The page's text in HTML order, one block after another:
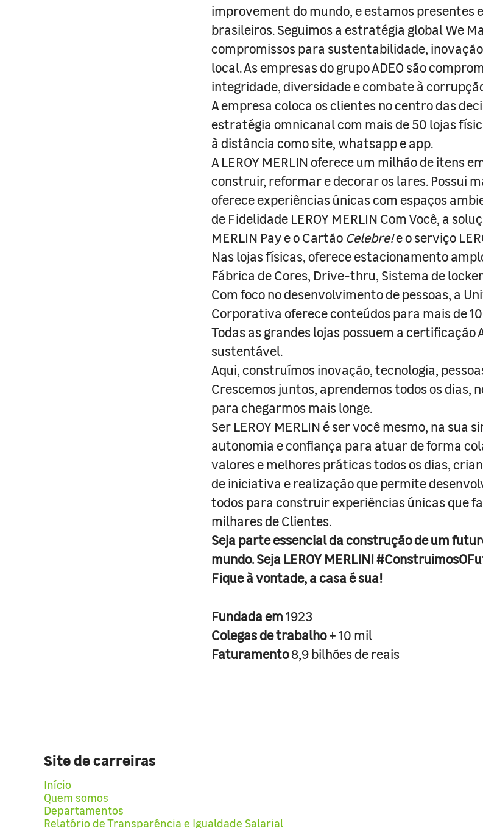
improvement do mundo, e estamos presentes
brasileiros. Seguimos a estratégia global We
compromissos para sustentabilidade,
local. As empresas do grupo ADEO são
integridade, diversidade e combate à
A empresa coloca os clientes no centro das
estratégia omnicanal com mais de 50 lojas
à distância como site, whatsapp e app.
A LEROY MERLIN oferece um milhão de itens
construir, reformar e decorar os lares. Possui
oferece experiências únicas com espaços
de Fidelidade LEROY MERLIN Com Você, a
MERLIN Pay e o Cartão Celebre!e o serviço
Nas lojas físicas, oferece estacionamento
Fábrica de Cores, Drive-thru, Sistema de
Com foco no desenvolvimento de pessoas, a
Corporativa oferece conteúdos para mais de
Todas as grandes lojas possuem a certificação
sustentável.
Aqui, construímos inovação, tecnologia,
Crescemos juntos, aprendemos todos os dias,
para chegarmos mais longe.
Ser LEROY MERLIN é ser você mesmo, na sua
autonomia e confiança para atuar de forma
valores e melhores práticas todos os dias,
de iniciativa e realização que permite
todos para construir experiências únicas que
milhares de Clientes.
Seja parte essencial da construção de um
mundo. Seja LEROY MERLIN!
Fique à vontade, a casa é sua!
Fundada em1923
Colegas de trabalho+ 10 mil
Faturamento8,9 bilhões de reais
Site de carreiras
Início
Quem somos
Departamentos
Relatório de Transparência e Igualdade Salarial